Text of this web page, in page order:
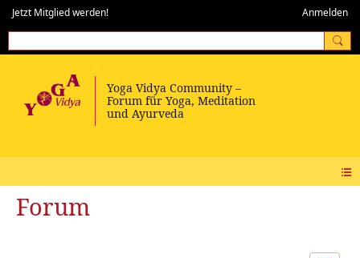
Jetzt Mitglied werden! Anmelden
Forum